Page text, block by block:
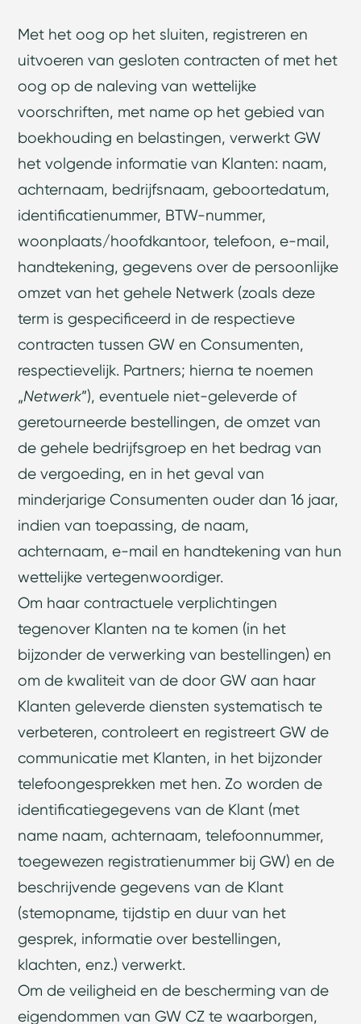
Met het oog op het sluiten, registreren en
uitvoeren van gesloten contracten of met het
oog op de naleving van wettelijke
voorschriften, met name op het gebied van
boekhouding en belastingen, verwerkt GW
het volgende informatie van Klanten: naam,
achternaam, bedrijfsnaam, geboortedatum,
identificatienummer, BTW-nummer,
woonplaats/hoofdkantoor, telefoon, e-mail,
handtekening, gegevens over de persoonlijke
omzet van het gehele Netwerk (zoals deze
term is gespecificeerd in de respectieve
contracten tussen GW en Consumenten,
respectievelijk. Partners; hierna te noemen
„Netwerk”), eventuele niet-geleverde of
geretourneerde bestellingen, de omzet van
de gehele bedrijfsgroep en het bedrag van
de vergoeding, en in het geval van
minderjarige Consumenten ouder dan 16 jaar,
indien van toepassing, de naam,
achternaam, e-mail en handtekening van hun
wettelijke vertegenwoordiger.
Om haar contractuele verplichtingen
tegenover Klanten na te komen (in het
bijzonder de verwerking van bestellingen) en
om de kwaliteit van de door GW aan haar
Klanten geleverde diensten systematisch te
verbeteren, controleert en registreert GW de
communicatie met Klanten, in het bijzonder
telefoongesprekken met hen. Zo worden de
identificatiegegevens van de Klant (met
name naam, achternaam, telefoonnummer,
toegewezen registratienummer bij GW) en de
beschrijvende gegevens van de Klant
(stemopname, tijdstip en duur van het
gesprek, informatie over bestellingen,
klachten, enz.) verwerkt.
Om de veiligheid en de bescherming van de
eigendommen van GW CZ te waarborgen,